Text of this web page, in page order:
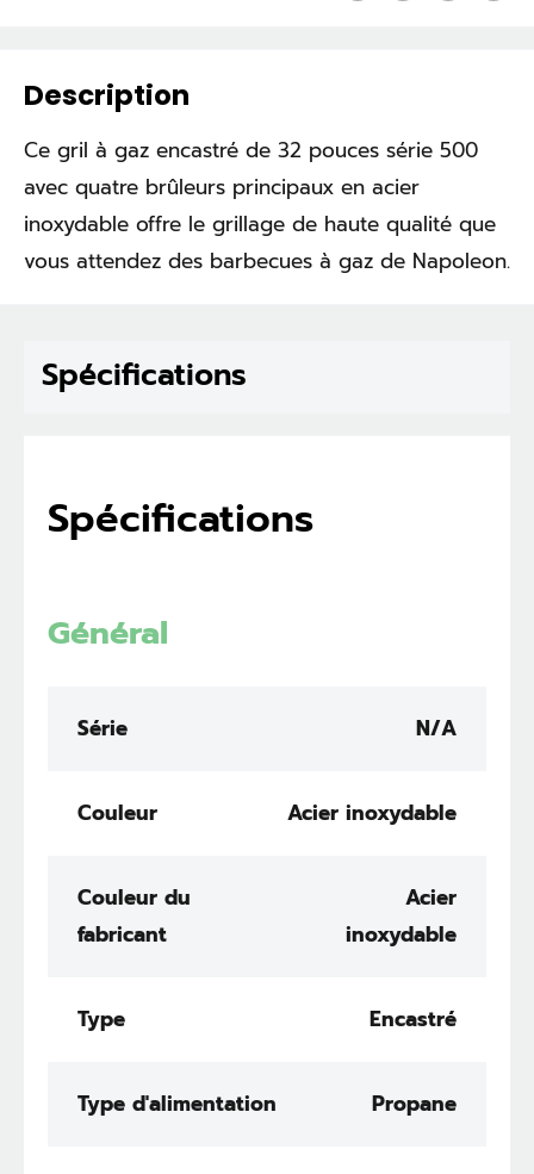
Description
Ce gril à gaz encastré de 32 pouces série 500
avec quatre brûleurs principaux en acier
inoxydable offre le grillage de haute qualité que
vous attendez des barbecues à gaz de Napoleon.
Spécifications
Spécifications
Général
Série N/A
Couleur Acier inoxydable
Couleur du
fabricant
Acier
inoxydable
Type Encastré
Type d'alimentation Propane